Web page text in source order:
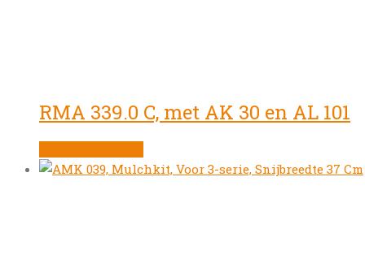
RMA 339.0 C, met AK 30 en AL 101